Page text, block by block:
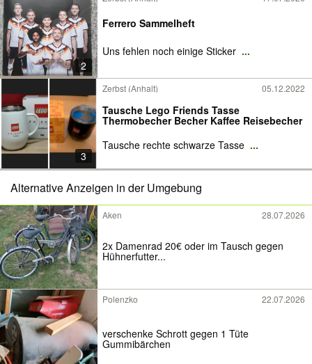
2
Ferrero Sammelheft
Uns fehlen noch einige Sticker ...
3
Zerbst (Anhalt) 05.12.2022
Tausche Lego Friends Tasse
Thermobecher Becher Kaffee Reisebecher
Tausche rechte schwarze Tasse ...
Alternative Anzeigen in der Umgebung
Aken 28.07.2026
2x Damenrad 20€ oder im Tausch gegen
Hühnerfutter...
Polenzko 22.07.2026
verschenke Schrott gegen 1 Tüte
Gummibärchen